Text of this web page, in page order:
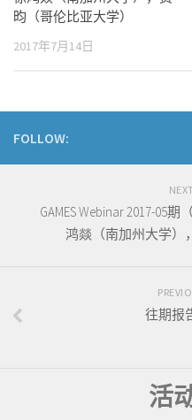
昀（哥伦比亚大学）
2017年7月14日
FOLLOW:
GAMES Webinar 2017-05
鸿燚（南加州大学）
往期报
活